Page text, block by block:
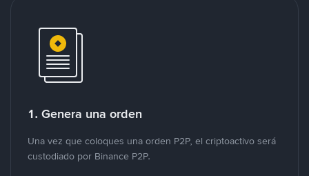
1. Genera una orden
Una vez que coloques una orden P2P, el criptoactivo será
custodiado por Binance P2P.